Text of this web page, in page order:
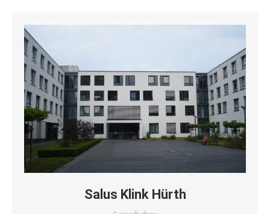
Salus Klink Hürth